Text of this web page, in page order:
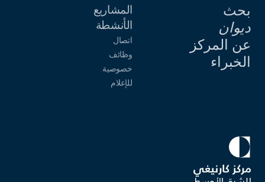
بحث
ديوان
عن المركز
الخبراء
المشاريع
الأنشطة
اتصال
وظائف
خصوصية
للإعلام